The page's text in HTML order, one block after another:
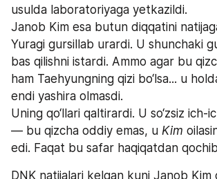
usulda laboratoriyaga yetkazildi.
Janob Kim esa butun diqqatini
Yuragi gursillab urardi. U shunchaki
bas qilishni istardi. Ammo agar bu
ham Taehyungning qizi bo‘lsa... u
endi yashira olmasdi.
Uning qo‘llari qaltirardi. U so‘zsiz ich-
— bu qizcha oddiy emas, u Kim
edi. Faqat bu safar haqiqatdan qochib
DNK natijalari kelgan kuni Janob Kim